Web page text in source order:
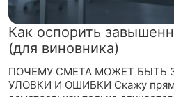
Как оспорить
(для виновника)
ПОЧЕМУ СМЕТА МОЖЕТ БЫТЬ
УЛОВКИ И ОШИБКИ Скажу